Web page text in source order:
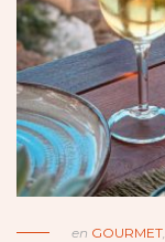
en GOURMET